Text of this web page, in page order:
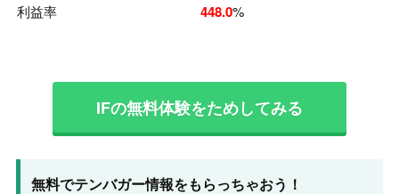
利益率
448.0%
IFの無料体験をためしてみる
無料でテンバガー情報をもらっちゃおう！